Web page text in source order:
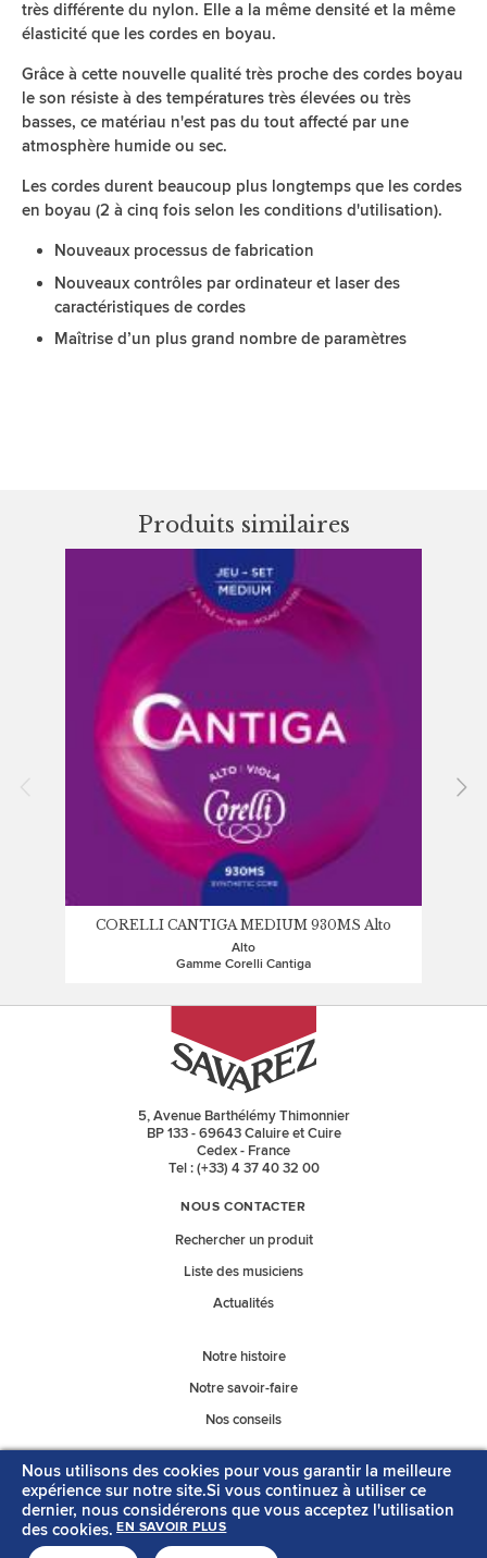
très différente du nylon. Elle a la même densité et la même
élasticité que les cordes en boyau.
Grâce à cette nouvelle qualité très proche des cordes boyau
le son résiste à des températures très élevées ou très
basses, ce matériau n'est pas du tout affecté par une
atmosphère humide ou sec.
Les cordes durent beaucoup plus longtemps que les cordes
en boyau (2 à cinq fois selon les conditions d'utilisation).
Nouveaux processus de fabrication
Nouveaux contrôles par ordinateur et laser des
caractéristiques de cordes
Maîtrise d’un plus grand nombre de paramètres
Produits similaires
CORELLI CANTIGA MEDIUM 930MS Alto
Alto
Gamme Corelli Cantiga
5, Avenue Barthélémy Thimonnier
BP 133 - 69643 Caluire et Cuire
Cedex - France
Tel : (+33) 4 37 40 32 00
NOUS CONTACTER
Rechercher un produit
Liste des musiciens
Actualités
Notre histoire
Notre savoir-faire
Nos conseils
Nos catalogues
Nous utilisons des cookies pour vous garantir la meilleure
expérience sur notre site.Si vous continuez à utiliser ce
dernier, nous considérerons que vous acceptez l'utilisation
des cookies. EN SAVOIR PLUS